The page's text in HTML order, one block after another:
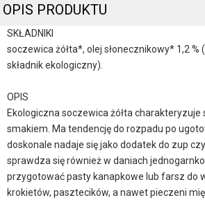
OPIS PRODUKTU
SKŁADNIKI
soczewica żółta*, olej słonecznikowy* 1,2
składnik ekologiczny).
OPIS
Ekologiczna soczewica żółta
smakiem. Ma tendencję do rozpadu po
doskonale nadaje się jako dodatek do zup
sprawdza się również w daniach
przygotować pasty kanapkowe lub farsz do
krokietów, pasztecików, a nawet pieczeni